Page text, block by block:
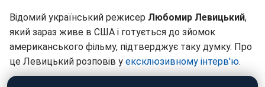
Відомий український режисер Любомир Левицький,
який зараз живе в США і готується до зйомок
американського фільму, підтверджує таку думку. Про
це Левицький розповів у ексклюзивному інтерв'ю.